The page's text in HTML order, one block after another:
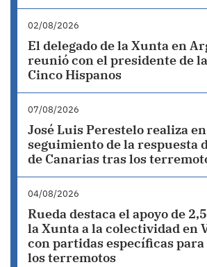
02/08/2026
El delegado de la Xunta en
reunió con el presidente de
Cinco Hispanos
07/08/2026
José Luis Perestelo realiza
seguimiento de la respuesta
de Canarias tras los
04/08/2026
Rueda destaca el apoyo de
la Xunta a la colectividad en
con partidas específicas
los terremotos